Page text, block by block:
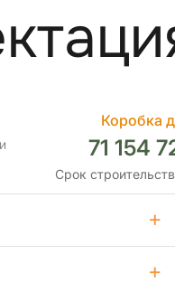
Коробка
71 154
Срок
+
+